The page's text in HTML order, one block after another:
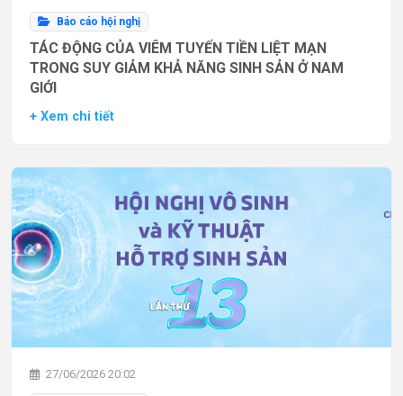
Báo cáo hội nghị
TÁC ĐỘNG CỦA VIÊM TUYẾN TIỀN LIỆT MẠN
TRONG SUY GIẢM KHẢ NĂNG SINH SẢN Ở NAM
GIỚI
+ Xem chi tiết
27/06/2026 20:02